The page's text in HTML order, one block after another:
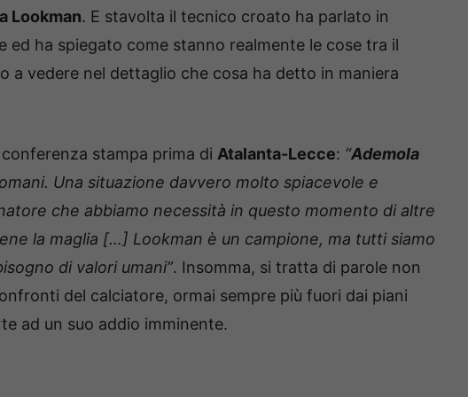
Lookman. E stavolta il tecnico croato ha parlato in
ed ha spiegato come stanno realmente le cose tra il
a vedere nel dettaglio che cosa ha detto in maniera
stampa prima di Atalanta-Lecce: “Ademola
Una situazione davvero molto spiacevole e
che abbiamo necessità in questo momento di altre
la maglia […] Lookman è un campione, ma tutti siamo
di valori umani”. Insomma, si tratta di parole non
del calciatore, ormai sempre più fuori dai piani
ad un suo addio imminente.